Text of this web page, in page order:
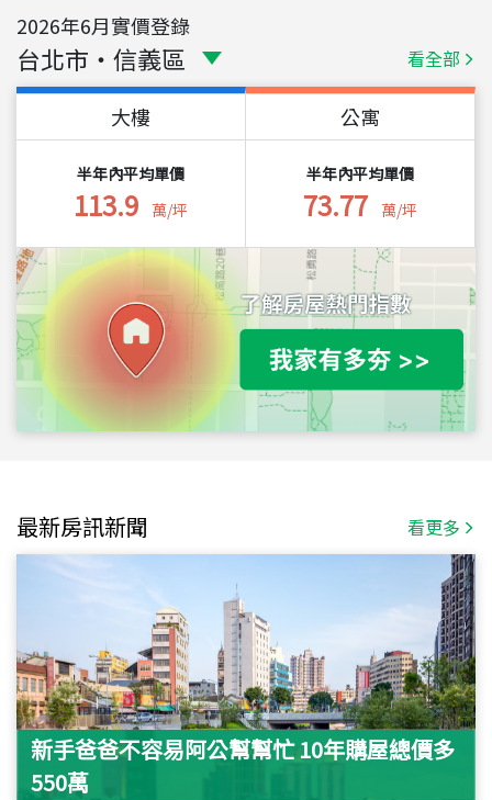
2026年6月實價登錄
台北市 ・ 信義區 看全部
大樓
半年內平均單價
113.9 萬/坪
公寓
半年內平均單價
73.77 萬/坪
最新房訊新聞 看更多
新手爸爸不容易阿公幫幫忙 10年購屋總價多
550萬